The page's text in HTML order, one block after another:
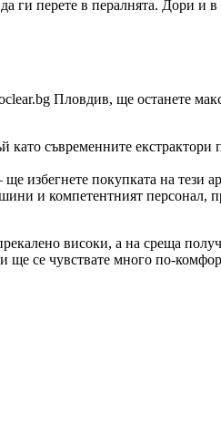
ги перете в пералнята. Дори
Пловдив, ще останете
съвременните екстрактори
избегнете покупката на тези
и компетентният персонал,
високи, а на среща
ще се чувствате много по-